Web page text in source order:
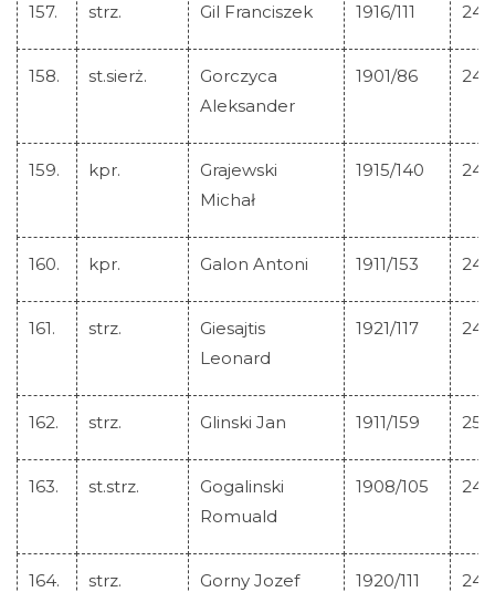
157. strz. Gil Franciszek 1916/111
158. st.sierż.
Gorczyca
Aleksander
1901/86
159. kpr.
Grajewski
Michał
1915/140
160. kpr. Galon Antoni 1911/153
161. strz.
Giesajtis
Leonard
1921/117
162. strz. Glinski Jan 1911/159
163. st.strz.
Gogalinski
Romuald
1908/105
164. strz. Gorny Jozef 1920/111